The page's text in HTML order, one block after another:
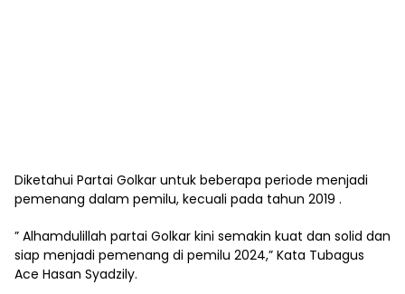
Diketahui Partai Golkar untuk beberapa periode menjadi
pemenang dalam pemilu, kecuali pada tahun 2019 .
” Alhamdulillah partai Golkar kini semakin kuat dan solid dan
siap menjadi pemenang di pemilu 2024,” Kata Tubagus
Ace Hasan Syadzily.